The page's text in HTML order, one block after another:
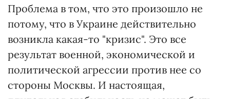
Проблема в том, что это произошло не
потому, что в Украине действительно
возникла какая-то "кризис". Это все
результат военной, экономической и
политической агрессии против нее со
стороны Москвы. И настоящая,